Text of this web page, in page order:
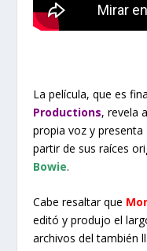
La película, que es
Productions, revela
propia voz y presenta
partir de sus raíces
Bowie.
Cabe resaltar que
editó y produjo el
archivos del también